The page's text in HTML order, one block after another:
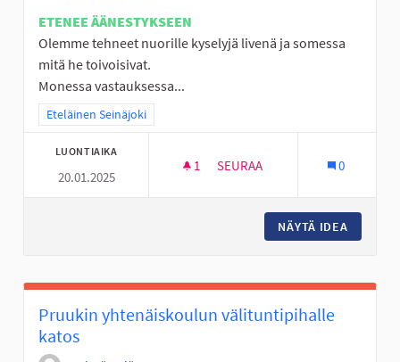
ETENEE ÄÄNESTYKSEEN
Olemme tehneet nuorille kyselyjä livenä ja somessa
mitä he toivoisivat.
Monessa vastauksessa...
Rajaa tulokset teeman mukaan: Eteläinen Seinäjoki
Eteläinen Seinäjoki
LUONTIAIKA
20.01.2025
1 1 SEURAAJA
SEURAA 0
NÄYTÄ IDEA
Pruukin yhtenäiskoulun välituntipihalle
katos